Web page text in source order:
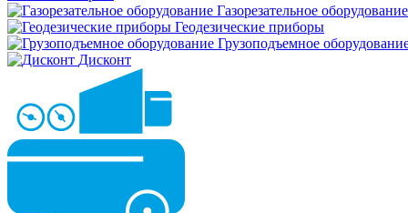
Газорезательное оборудование
Геодезические приборы
Грузоподъемное
Дисконт